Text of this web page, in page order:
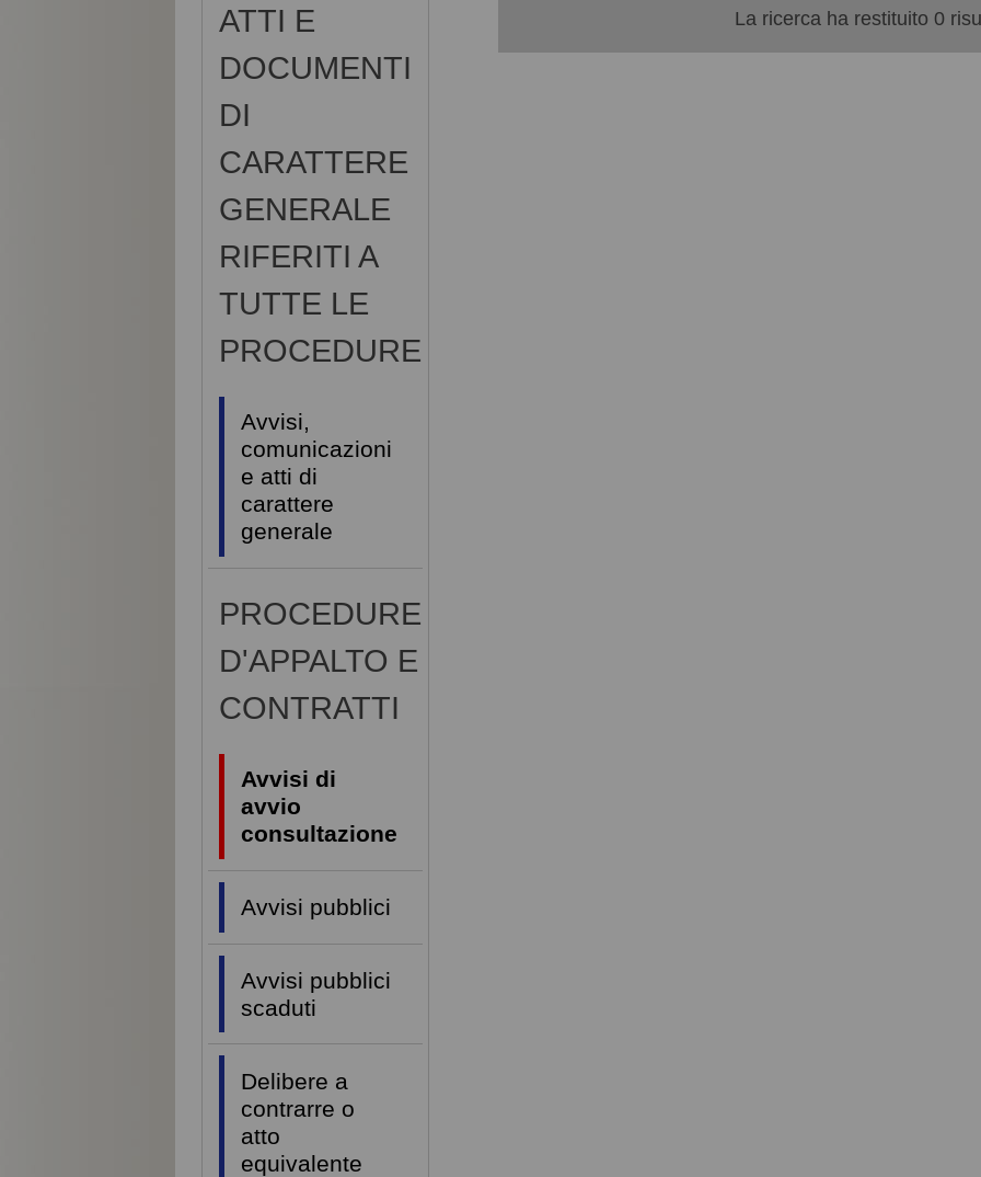
ATTI E
DOCUMENTI
DI
CARATTERE
GENERALE
RIFERITI A
TUTTE LE
PROCEDURE
Avvisi,
comunicazioni
e atti di
carattere
generale
PROCEDURE
D'APPALTO E
CONTRATTI
Avvisi di
avvio
consultazione
Avvisi pubblici
Avvisi pubblici
scaduti
Delibere a
contrarre o
atto
equivalente
La ricerca ha restituito 0